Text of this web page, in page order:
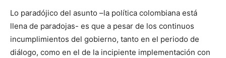
Lo paradójico del asunto –la política colombiana está
llena de paradojas- es que a pesar de los continuos
incumplimientos del gobierno, tanto en el periodo de
diálogo, como en el de la incipiente implementación con